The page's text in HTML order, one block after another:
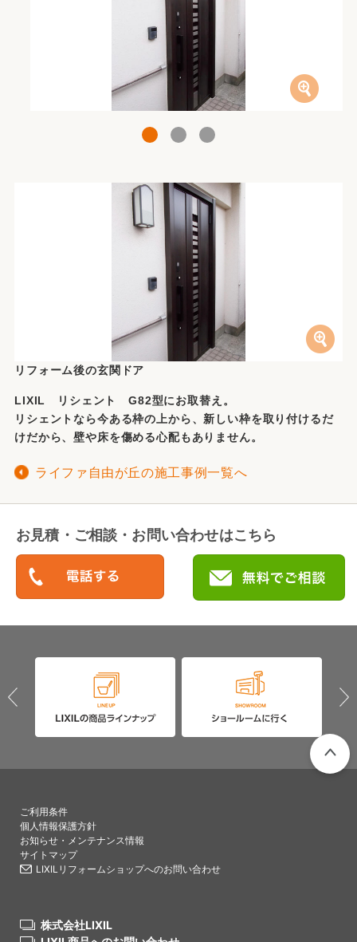
リフォーム後の玄関ドア
LIXIL リシェント G82型にお取替え。
リシェントなら今ある枠の上から、新しい枠を取り付けるだ
けだから、壁や床を傷める心配もありません。
ライファ自由が丘の施工事例一覧へ
お見積・ご相談・お問い合わせはこちら
ご利用条件
個人情報保護方針
お知らせ・メンテナンス情報
サイトマップ
LIXILリフォームショップへのお問い合わせ
株式会社LIXIL